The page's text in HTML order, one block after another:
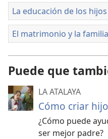
La educación de los hijos
El matrimonio y la familia
Puede que
LA ATALAYA
Cómo criar
¿Cómo puede
ser mejor padre?